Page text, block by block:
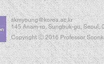
skmyoung@korea.ac.kr
145 Anam-ro, Sungbuk-gu, Seoul,
Copyright Ⓒ 2016 Professor